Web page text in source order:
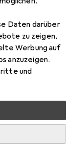
Daten darüber
zu zeigen,
Werbung auf
anzuzeigen.
und
C20N
Kategorie